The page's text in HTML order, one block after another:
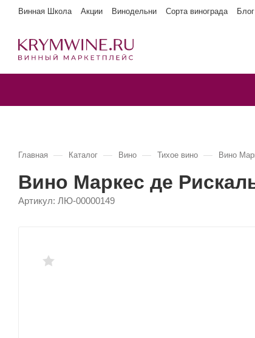
Винная Школа Акции Винодельни Сорта винограда Блог
Главная — Каталог — Вино — Тихое вино — Вино
Вино Маркес де
Артикул: ЛЮ-00000149